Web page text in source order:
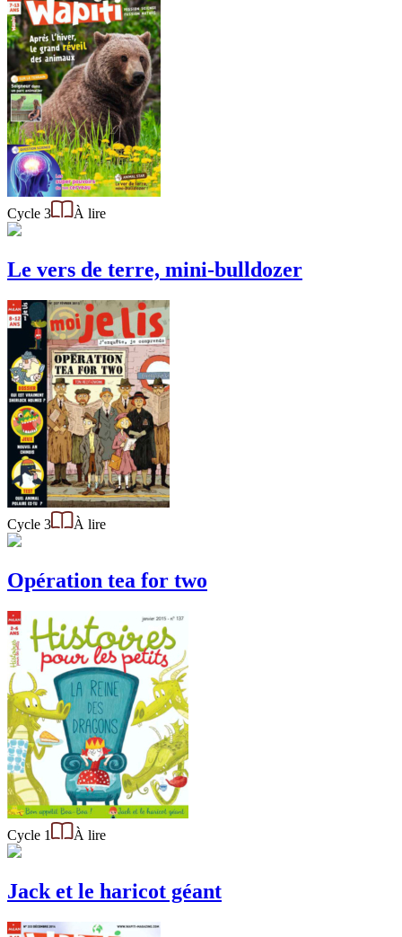
Cycle 3 À lire
Le vers de terre, mini-bulldozer
Cycle 3 À lire
Opération tea for two
Cycle 1 À lire
Jack et le haricot géant